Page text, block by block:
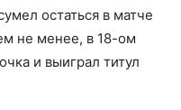
остаться в матче
не менее, в 18-ом
и выиграл титул